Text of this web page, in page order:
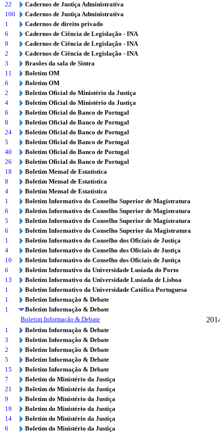
22
Cadernos de Justiça Administrativa
100
Cadernos de Justiça Administrativa
1
Cadernos de direito privado
6
Cadernos de Ciência de Legislação - INA
9
Cadernos de Ciência de Legislação - INA
2
Cadernos de Ciência de Legislação - INA
3
Brasões da sala de Sintra
11
Boletim OM
6
Boletim OM
2
Boletim Oficial do Ministério da Justiça
4
Boletim Oficial do Ministério da Justiça
6
Boletim Oficial do Banco de Portugal
8
Boletim Oficial do Banco de Portugal
24
Boletim Oficial do Banco de Portugal
5
Boletim Oficial do Banco de Portugal
40
Boletim Oficial do Banco de Portugal
26
Boletim Oficial do Banco de Portugal
18
Boletim Mensal de Estatística
8
Boletim Mensal de Estatística
4
Boletim Mensal de Estatística
1
Boletim Informativo do Conselho Superior de Magistratura
6
Boletim Informativo do Conselho Superior de Magistratura
5
Boletim Informativo do Conselho Superior de Magistratura
6
Boletim Informativo do Conselho Superior da Magistratura
1
Boletim Informativo do Conselho dos Oficiais de Justiça
4
Boletim Informativo do Conselho dos Oficiais de Justiça
10
Boletim Informativo do Conselho dos Oficiais de Justiça
6
Boletim Informativo da Universidade Lusíada do Porto
13
Boletim Informativo da Universidade Lusíada de Lisboa
1
Boletim Informativo da Universidade Católica Portuguesa
1
Boletim Informação & Debate
1
Boletim Informação & Debate
Boletim Informação & Debate
1
Boletim Informação & Debate
3
Boletim Informação & Debate
2
Boletim Informação & Debate
5
Boletim Informação & Debate
15
Boletim Informação & Debate
7
Boletim do Ministério da Justiça
21
Boletim do Ministério da Justiça
9
Boletim do Ministério da Justiça
19
Boletim do Ministério da Justiça
14
Boletim do Ministério da Justiça
6
Boletim do Ministério da Justiça